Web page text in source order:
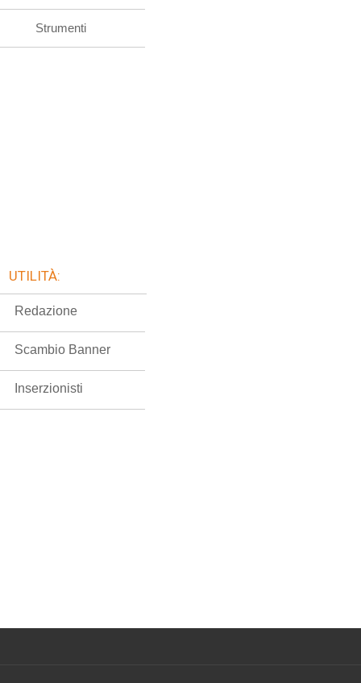
Strumenti
UTILITÀ:
Redazione
Scambio Banner
Inserzionisti